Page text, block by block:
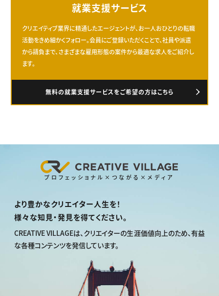
就業支援サービス
クリエイティブ業界に精通したエージェントが、お一人おひとりの転職
活動をきめ細かくフォロー。会員にご登録いただくことで、社員や派遣
から請負まで、さまざまな雇用形態の案件から最適な求人をご紹介し
ます。
無料の就業支援サービスをご希望の方はこちら
プロフェッショナル×つながる×メディア
より豊かなクリエイター人生を！
様々な知見・発見を得てください。
CREATIVE VILLAGEは、クリエイターの生涯価値向上のため、有益
な各種コンテンツを発信しています。